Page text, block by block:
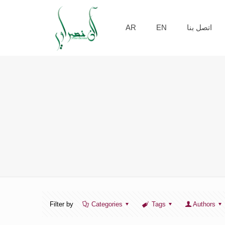
AR EN اتصل بنا
Filter by Categories Tags Authors